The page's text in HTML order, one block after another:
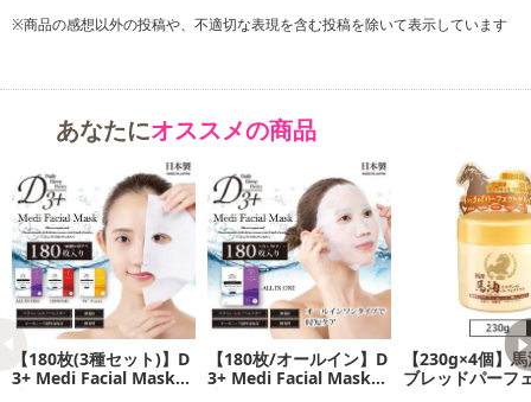
※商品の感想以外の投稿や、不適切な表現を含む投稿を除いて表示しています
あなたにオススメの商品
【180枚(3種セット)】D
3+ Medi Facial Maskー
【180枚/オールイン】D
3+ Medi Facial Maskー
【230g×4個】
ブレッドパーフ